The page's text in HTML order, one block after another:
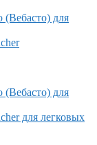
(Вебасто) для
(Вебасто) для
для легковых